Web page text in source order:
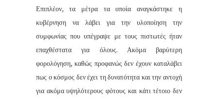
Επιπλέον, τα μέτρα τα οποία αναγκάστηκε η
κυβέρνηση να λάβει για την υλοποίηση την
συμφωνίας που υπέγραψε με τους πιστωτές ήταν
επαχθέστατα για όλους. Ακόμα βαρύτερη
φορολόγηση, καθώς προφανώς δεν έχουν καταλάβει
πως ο κόσμος δεν έχει τη δυνατότητα και την αντοχή
για ακόμα υψηλότερους φότους και κάτι τέτοιο δεν